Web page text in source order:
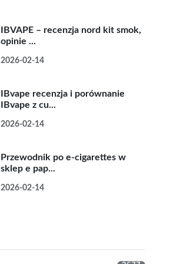
IBVAPE – recenzja nord kit smok,
opinie ...
2026-02-14
IBvape recenzja i porównanie
IBvape z cu...
2026-02-14
Przewodnik po e-cigarettes w
sklep e pap...
2026-02-14